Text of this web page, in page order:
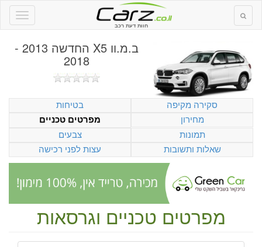
חוות דעת רכב
ב.מ.וו X5 החדשה 2013 -
2018
סקירה מקיפה
בטיחות
מחירון
מפרטים טכניים
תמונות
צבעים
שאלות ותשובות
עצות לפני רכישה
מפרטים טכניים וגרסאות